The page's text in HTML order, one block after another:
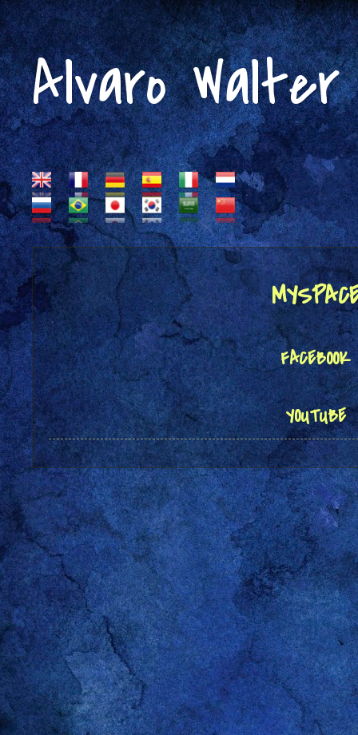
Alvaro Walter
FACEBOOK
YOUTUBE